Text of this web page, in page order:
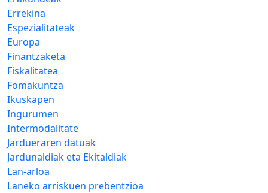
Errekina
Espezialitateak
Europa
Finantzaketa
Fiskalitatea
Fomakuntza
Ikuskapen
Ingurumen
Intermodalitate
Jardueraren datuak
Jardunaldiak eta Ekitaldiak
Lan-arloa
Laneko arriskuen prebentzioa